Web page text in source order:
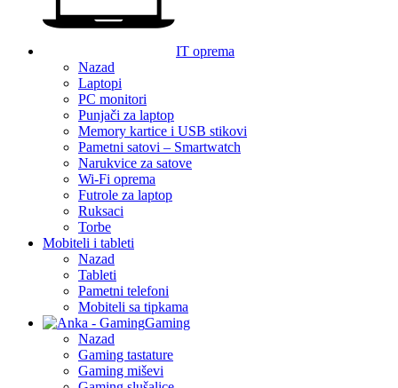
IT oprema
Nazad
Laptopi
PC monitori
Punjači za laptop
Memory kartice i USB stikovi
Pametni satovi – Smartwatch
Narukvice za satove
Wi-Fi oprema
Futrole za laptop
Ruksaci
Torbe
Mobiteli i tableti
Nazad
Tableti
Pametni telefoni
Mobiteli sa tipkama
Gaming
Nazad
Gaming tastature
Gaming miševi